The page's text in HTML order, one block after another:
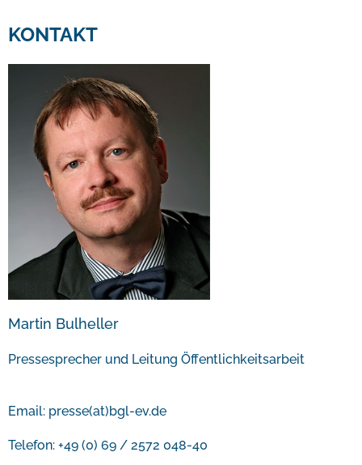
KONTAKT
Martin Bulheller
Pressesprecher und Leitung Öffentlichkeitsarbeit
Email: presse(at)bgl-ev.de
Telefon: +49 (0) 69 / 2572 048-40